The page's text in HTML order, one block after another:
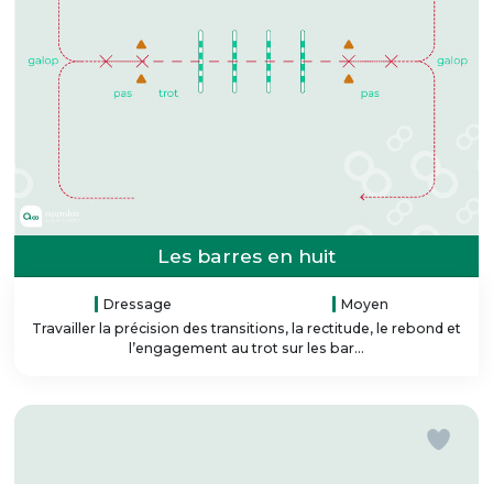
Les barres en huit
Dressage
Moyen
Travailler la précision des transitions, la rectitude, le rebond et
l’engagement au trot sur les bar...